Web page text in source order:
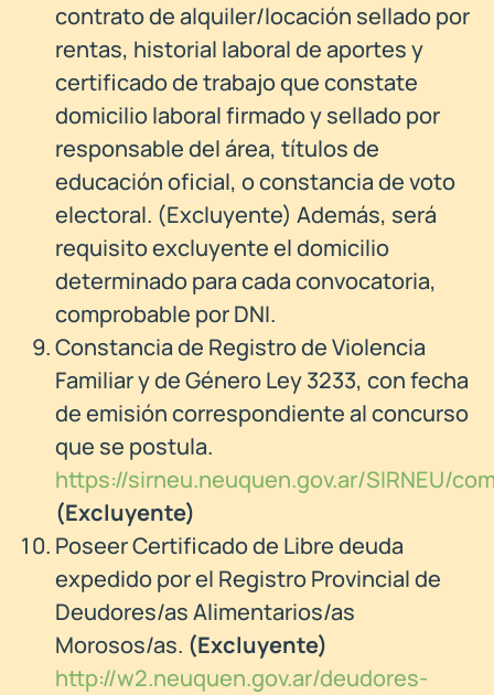
contrato de alquiler/locación sellado por
rentas, historial laboral de aportes y
certificado de trabajo que constate
domicilio laboral firmado y sellado por
responsable del área, títulos de
educación oficial, o constancia de voto
electoral. (Excluyente) Además, será
requisito excluyente el domicilio
determinado para cada convocatoria,
comprobable por DNI.
Constancia de Registro de Violencia
Familiar y de Género Ley 3233, con fecha
de emisión correspondiente al concurso
que se postula.
https://sirneu.neuquen.gov.ar/SIRNEU/
(Excluyente)
Poseer Certificado de Libre deuda
expedido por el Registro Provincial de
Deudores/as Alimentarios/as
Morosos/as. (Excluyente)
http://w2.neuquen.gov.ar/deudores-